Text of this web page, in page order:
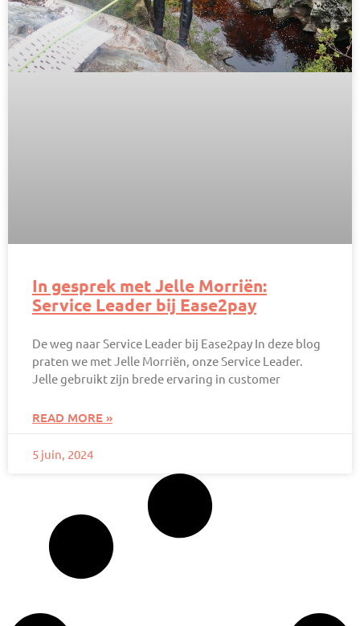
In gesprek met Jelle Morriën:
Service Leader bij Ease2pay
De weg naar Service Leader bij Ease2pay​ In deze blog
praten we met Jelle Morriën, onze Service Leader.
Jelle gebruikt zijn brede ervaring in customer
READ MORE »
5 juin, 2024